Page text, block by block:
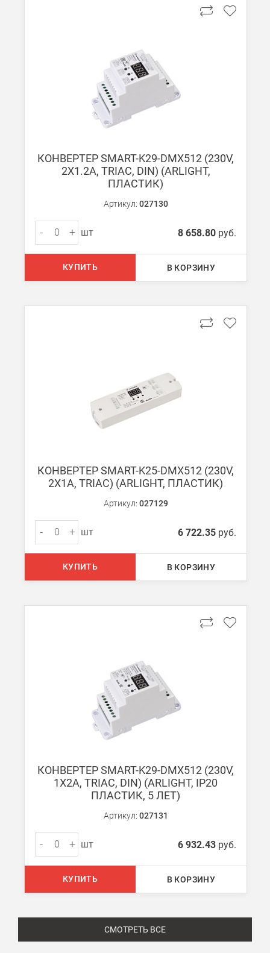
При заказе менее 7000 руб. стоимость доставки 750 руб. +
В Санкт-Петербурге
БЕСПЛАТНАЯ доставка при сумме заказа от 7000 руб.
При заказе менее 7000 руб. стоимость доставки
Boxberry
Мы можем доставить ваши заказы сервисом компании
Транспортные компании
Мы можем отправить ваш заказ транспортной компанией в
Доставка до ТК от 7000 руб. БЕСПЛАТНО.
При заказе менее 7000 руб. стоимость доставки до ТК 750 руб.
Подробнее обоплате и доставке
КОНВЕРТЕР SMART-K29-DMX512 (230V,
2X1.2A, TRIAC, DIN) (ARLIGHT,
ПЛАСТИК)
Артикул: 027130
- + шт 8 658.80 руб.
КУПИТЬ В КОРЗИНУ
КОНВЕРТЕР SMART-K25-DMX512 (230V,
2X1A, TRIAC) (ARLIGHT, ПЛАСТИК)
Артикул: 027129
- + шт 6 722.35 руб.
КУПИТЬ В КОРЗИНУ
КОНВЕРТЕР SMART-K29-DMX512 (230V,
1X2A, TRIAC, DIN) (ARLIGHT, IP20
ПЛАСТИК, 5 ЛЕТ)
Артикул: 027131
- + шт 6 932.43 руб.
КУПИТЬ В КОРЗИНУ
СМОТРЕТЬ ВСЕ